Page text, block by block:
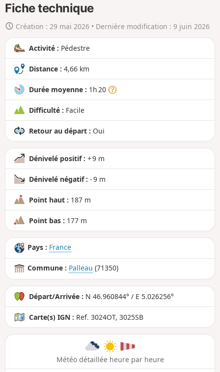
n
r
n
d
Fiche technique
Création : 29 mai 2026• Dernière modification : 9 juin 2026
Activité : Pédestre
Distance : 4,66 km
Durée moyenne : 1h 20
Difficulté : Facile
Retour au départ : Oui
Dénivelé positif : + 9 m
Dénivelé négatif : - 9 m
Point haut : 187 m
Point bas : 177 m
Pays : France
Commune : Palleau (71350)
Départ/Arrivée : N 46.960844° / E 5.026256°
Carte(s) IGN : Ref. 3024OT, 3025SB
Météo détaillée heure par heure